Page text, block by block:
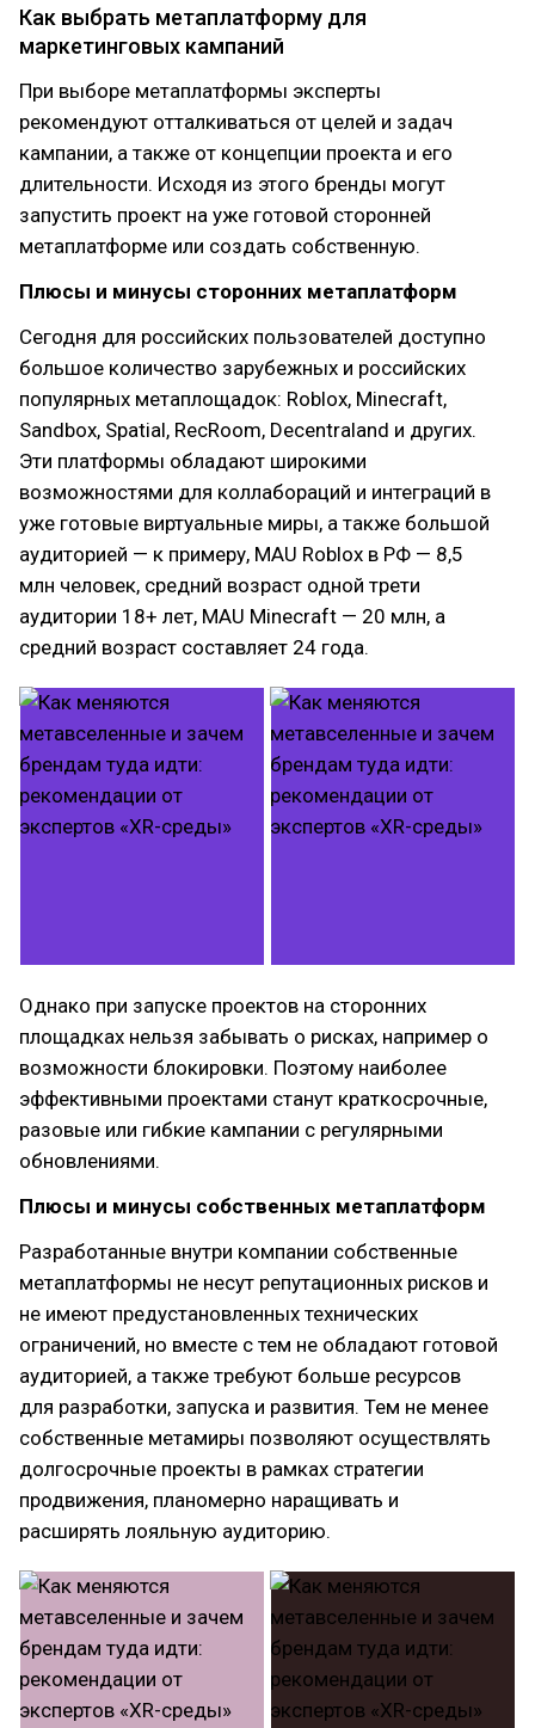
Как выбрать метаплатформу для
маркетинговых кампаний
При выборе метаплатформы эксперты
рекомендуют отталкиваться от целей и задач
кампании, а также от концепции проекта и его
длительности. Исходя из этого бренды могут
запустить проект на уже готовой сторонней
метаплатформе или создать собственную.
Плюсы и минусы сторонних метаплатформ
Сегодня для российских пользователей доступно
большое количество зарубежных и российских
популярных метаплощадок: Roblox, Minecraft,
Sandbox, Spatial, RecRoom, Decentraland и других.
Эти платформы обладают широкими
возможностями для коллабораций и интеграций в
уже готовые виртуальные миры, а также большой
аудиторией — к примеру, MAU Roblox в РФ — 8,5
млн человек, средний возраст одной трети
аудитории 18+ лет, MAU Minecraft — 20 млн, а
средний возраст составляет 24 года.
Однако при запуске проектов на сторонних
площадках нельзя забывать о рисках, например о
возможности блокировки. Поэтому наиболее
эффективными проектами станут краткосрочные,
разовые или гибкие кампании с регулярными
обновлениями.
Плюсы и минусы собственных метаплатформ
Разработанные внутри компании собственные
метаплатформы не несут репутационных рисков и
не имеют предустановленных технических
ограничений, но вместе с тем не обладают готовой
аудиторией, а также требуют больше ресурсов
для разработки, запуска и развития. Тем не менее
собственные метамиры позволяют осуществлять
долгосрочные проекты в рамках стратегии
продвижения, планомерно наращивать и
расширять лояльную аудиторию.